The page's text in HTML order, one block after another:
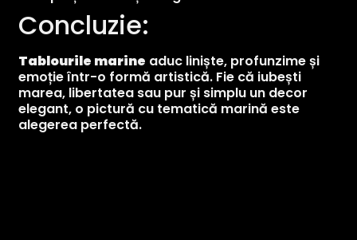
Concluzie:
Tablourile marine aduc liniște, profunzime și
emoție într-o formă artistică. Fie că iubești
marea, libertatea sau pur și simplu un decor
elegant, o pictură cu tematică marină este
alegerea perfectă.